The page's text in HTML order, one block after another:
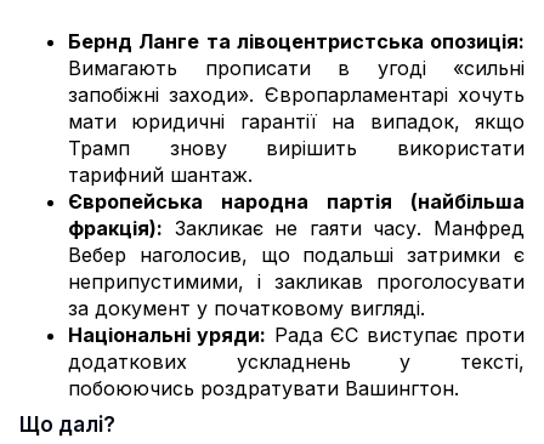
Бернд Ланге та лівоцентристська опозиція:
Вимагають прописати в угоді «сильні
запобіжні заходи». Європарламентарі хочуть
мати юридичні гарантії на випадок, якщо
Трамп знову вирішить використати
тарифний шантаж.
Європейська народна партія (найбільша
фракція): Закликає не гаяти часу. Манфред
Вебер наголосив, що подальші затримки є
неприпустимими, і закликав проголосувати
за документ у початковому вигляді.
Національні уряди: Рада ЄС виступає проти
додаткових ускладнень у тексті,
побоюючись роздратувати Вашингтон.
Що далі?